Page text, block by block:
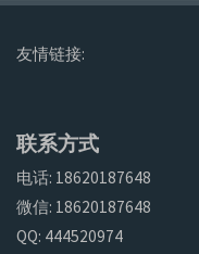
友情链接:
联系方式
电话: 18620187648
微信: 18620187648
QQ: 444520974